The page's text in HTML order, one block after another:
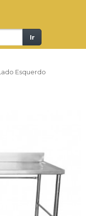
Ir
Esquerdo